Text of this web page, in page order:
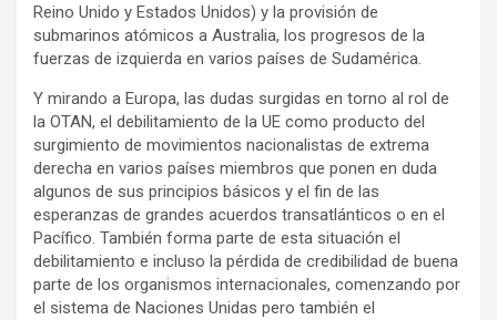
Reino Unido y Estados Unidos) y la provisión de
submarinos atómicos a Australia, los progresos de la
fuerzas de izquierda en varios países de Sudamérica.
Y mirando a Europa, las dudas surgidas en torno al rol de
la OTAN, el debilitamiento de la UE como producto del
surgimiento de movimientos nacionalistas de extrema
derecha en varios países miembros que ponen en duda
algunos de sus principios básicos y el fin de las
esperanzas de grandes acuerdos transatlánticos o en el
Pacífico. También forma parte de esta situación el
debilitamiento e incluso la pérdida de credibilidad de buena
parte de los organismos internacionales, comenzando por
el sistema de Naciones Unidas pero también el